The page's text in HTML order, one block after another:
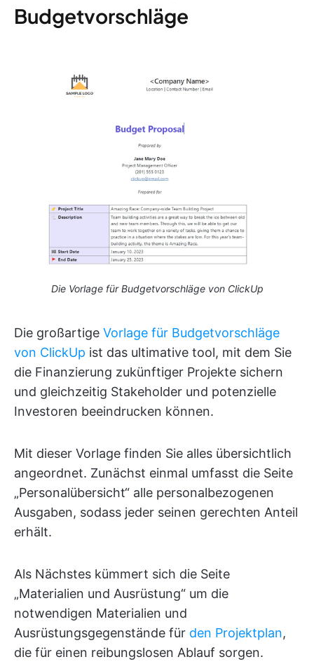
Budgetvorschläge
Die Vorlage für Budgetvorschläge von ClickUp
Die großartige Vorlage für Budgetvorschläge
von ClickUp ist das ultimative tool, mit dem Sie
die Finanzierung zukünftiger Projekte sichern
und gleichzeitig Stakeholder und potenzielle
Investoren beeindrucken können.
Mit dieser Vorlage finden Sie alles übersichtlich
angeordnet. Zunächst einmal umfasst die Seite
„Personalübersicht“ alle personalbezogenen
Ausgaben, sodass jeder seinen gerechten Anteil
erhält.
Als Nächstes kümmert sich die Seite
„Materialien und Ausrüstung“ um die
notwendigen Materialien und
Ausrüstungsgegenstände für den Projektplan,
die für einen reibungslosen Ablauf sorgen.